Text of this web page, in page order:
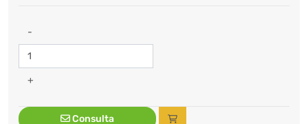
-
+
Consulta